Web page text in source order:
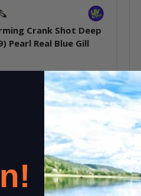
Crank Shot Deep
Pearl Real Blue Gill
Sofort verfügbar
Stk.
Frage zum Artikel